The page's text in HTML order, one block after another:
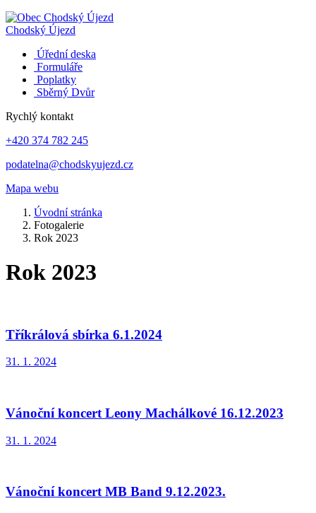
Chodský Újezd
Úřední deska
Formuláře
Poplatky
Sběrný Dvůr
Rychlý kontakt
+420 374 782 245
podatelna@chodskyujezd.cz
Mapa webu
Úvodní stránka
Fotogalerie
Rok 2023
Rok 2023
Tříkrálová sbírka 6.1.2024
31. 1. 2024
Vánoční koncert Leony Machálkové 16.12.2023
31. 1. 2024
Vánoční koncert MB Band 9.12.2023.